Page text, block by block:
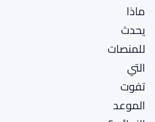
ماذا
يحدث
للمنصات
التي
تفوت
الموعد